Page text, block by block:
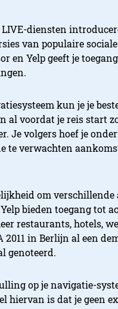
LIVE-diensten
van populaire
en Yelp geeft je
kun je je
voordat je reis start
Je volgers hoef je
te verwachten
om
bieden toegang tot
restaurants, hotels,
in Berlijn al een
genoteerd.
op je navigatie-
hiervan is dat je geen